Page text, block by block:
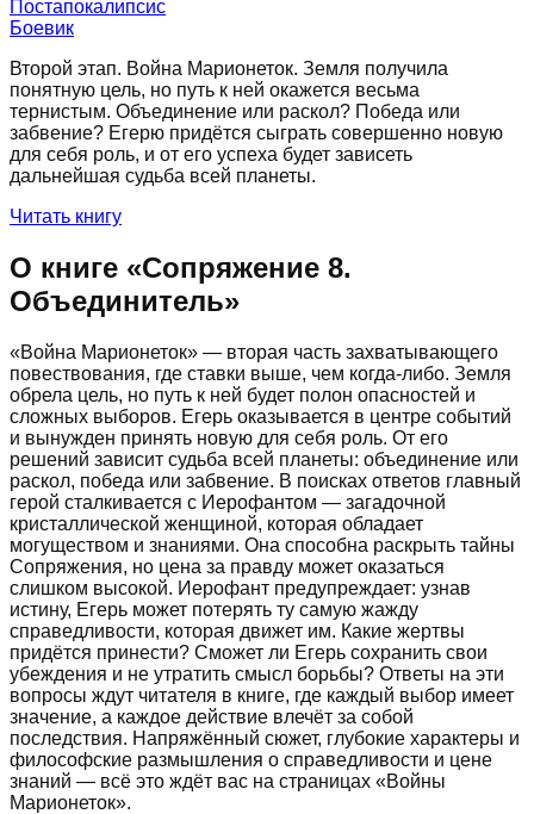
Постапокалипсис
Боевик
Второй этап. Война Марионеток. Земля получила
понятную цель, но путь к ней окажется весьма
тернистым. Объединение или раскол? Победа или
забвение? Егерю придётся сыграть совершенно новую
для себя роль, и от его успеха будет зависеть
дальнейшая судьба всей планеты.
Читать книгу
О книге «Сопряжение 8.
Объединитель»
«Война Марионеток» — вторая часть захватывающего
повествования, где ставки выше, чем когда-либо. Земля
обрела цель, но путь к ней будет полон опасностей и
сложных выборов. Егерь оказывается в центре событий
и вынужден принять новую для себя роль. От его
решений зависит судьба всей планеты: объединение или
раскол, победа или забвение. В поисках ответов главный
герой сталкивается с Иерофантом — загадочной
кристаллической женщиной, которая обладает
могуществом и знаниями. Она способна раскрыть тайны
Сопряжения, но цена за правду может оказаться
слишком высокой. Иерофант предупреждает: узнав
истину, Егерь может потерять ту самую жажду
справедливости, которая движет им. Какие жертвы
придётся принести? Сможет ли Егерь сохранить свои
убеждения и не утратить смысл борьбы? Ответы на эти
вопросы ждут читателя в книге, где каждый выбор имеет
значение, а каждое действие влечёт за собой
последствия. Напряжённый сюжет, глубокие характеры и
философские размышления о справедливости и цене
знаний — всё это ждёт вас на страницах «Войны
Марионеток».